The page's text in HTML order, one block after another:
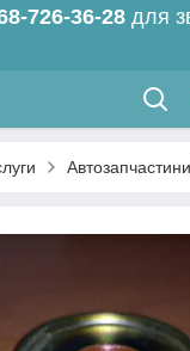
726-36-28 для